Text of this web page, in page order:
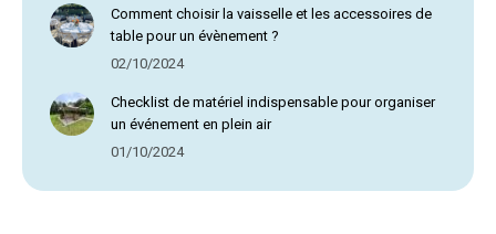
Comment choisir la vaisselle et les accessoires de
table pour un évènement ?
02/10/2024
Checklist de matériel indispensable pour organiser
un événement en plein air
01/10/2024